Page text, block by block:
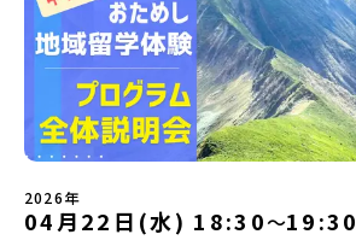
2026年
04月22日(水) 18:30〜19:30